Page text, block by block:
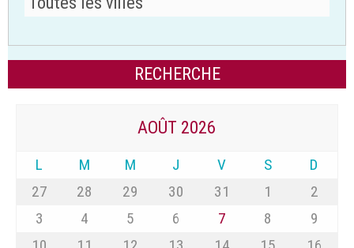
AOÛT 2026
L M M J V S
D
27
28 29 30 31 1
2
3
4 5 6 7 8
9